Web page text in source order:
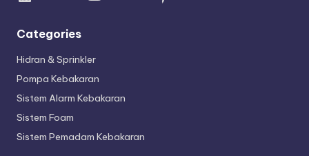
Categories
Hidran & Sprinkler
Pompa Kebakaran
Sistem Alarm Kebakaran
Sistem Foam
Sistem Pemadam Kebakaran